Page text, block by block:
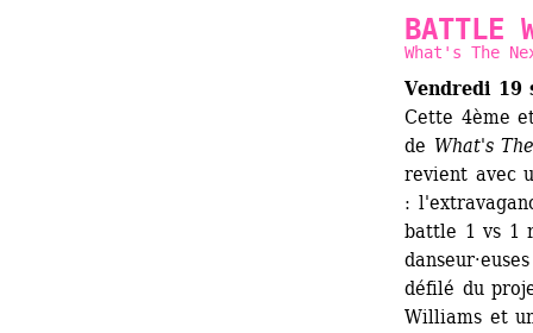
BATTLE
What's The
Vendredi 19
Cette 4ème
de What's
revient avec
:
battle 1 vs 1
défilé du
Williams et